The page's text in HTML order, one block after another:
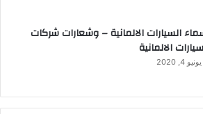
السيارات الالمانية – وشعارات شركات
الالمانية
يونيو 4, 2020